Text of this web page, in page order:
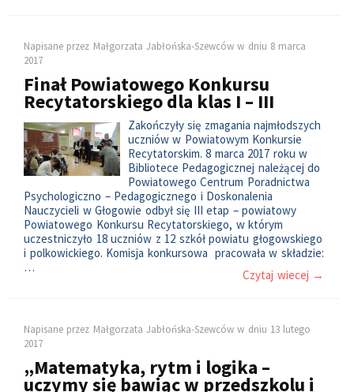
Napisane przez Małgorzata Jabłońska-Szewcóww dniu 8 marca
2017
Finał Powiatowego Konkursu
Recytatorskiego dla klas I – III
Zakończyły się zmagania najmłodszych
uczniów w Powiatowym Konkursie
Recytatorskim. 8 marca 2017 roku w
Bibliotece Pedagogicznej należącej do
Powiatowego Centrum Poradnictwa
Psychologiczno – Pedagogicznego i Doskonalenia
Nauczycieli w Głogowie odbył się III etap – powiatowy
Powiatowego Konkursu Recytatorskiego, w którym
uczestniczyło 18 uczniów z 12 szkół powiatu głogowskiego
i polkowickiego. Komisja konkursowa pracowała w składzie:
…
Czytaj wiecej →
Napisane przez Małgorzata Jabłońska-Szewcóww dniu 13 lutego
2017
„Matematyka, rytm i logika –
uczymy się bawiąc w przedszkolu i